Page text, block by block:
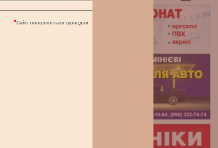
*Сайт оновлюється щонеділі.